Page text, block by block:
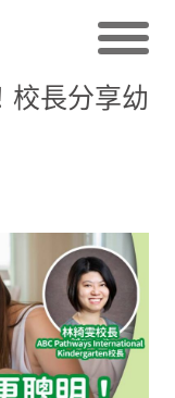
校長分享幼